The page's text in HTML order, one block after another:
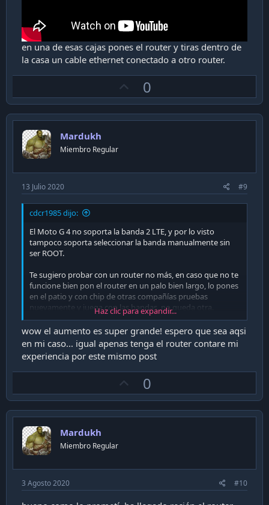
en una de esas cajas pones el router y tiras dentro de
la casa un cable ethernet conectado a otro router.
p
v
0
Mardukh
Miembro Regular
13 Julio 2020 #9
cdcr1985 dijo:
El Moto G 4 no soporta la banda 2 LTE, y por lo visto
tampoco soporta seleccionar la banda manualmente sin
ser ROOT.
Te sugiero probar con un router no más, en caso que no te
funcione bien pon el router en un palo bien largo, lo pones
en el patio y con chip de otras compañías pruebas
nuevamente y juega con las bandas, no queda otra.
Si sacas el plan de internet entel
https://www.entel.cl/hogar/includes/internet-10mbps.iws
trata con un ejecutivo para que te elimine el costo de
habilitación y pídele que venda el aparato, claro, si es que
es posible.
y si te funciona bien te armas una caja para el router y lo
pones en el patio
Haz clic para expandir...
wow el aumento es super grande! espero que sea aqsi
en mi caso... igual apenas tenga el router contare mi
experiencia por este mismo post
p
v
0
Mardukh
Miembro Regular
3 Agosto 2020 #10